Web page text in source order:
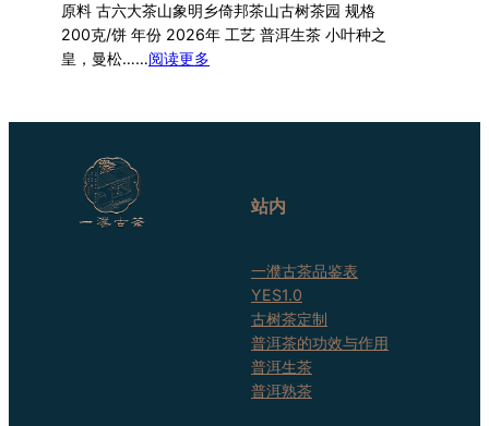
原料 古六大茶山象明乡倚邦茶山古树茶园 规格
200克/饼 年份 2026年 工艺 普洱生茶 小叶种之
皇，曼松……阅读更多
站内
一濮古茶品鉴表
YES1.0
古树茶定制
普洱茶的功效与作用
普洱生茶
普洱熟茶